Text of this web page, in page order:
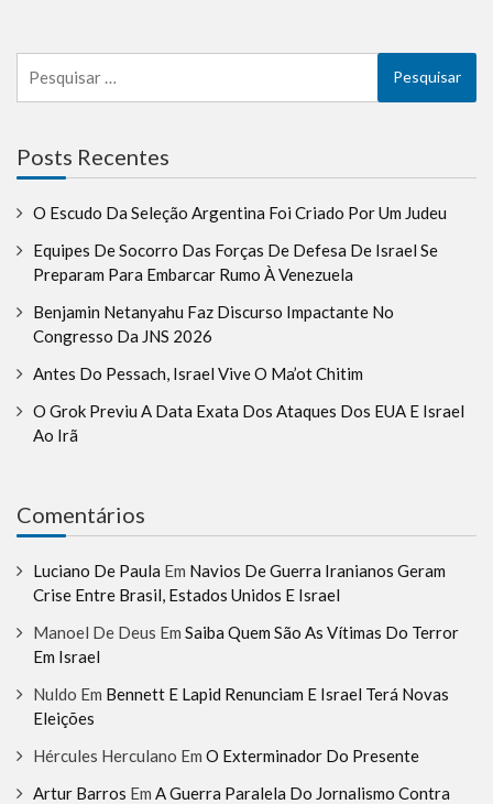
por:
Posts Recentes
O Escudo Da Seleção Argentina Foi Criado Por Um Judeu
Equipes De Socorro Das Forças De Defesa De Israel Se
Preparam Para Embarcar Rumo À Venezuela
Benjamin Netanyahu Faz Discurso Impactante No
Congresso Da JNS 2026
Antes Do Pessach, Israel Vive O Ma’ot Chitim
O Grok Previu A Data Exata Dos Ataques Dos EUA E Israel
Ao Irã
Comentários
Luciano De Paula Em Navios De Guerra Iranianos Geram
Crise Entre Brasil, Estados Unidos E Israel
Manoel De Deus Em Saiba Quem São As Vítimas Do Terror
Em Israel
Nuldo Em Bennett E Lapid Renunciam E Israel Terá Novas
Eleições
Hércules Herculano Em O Exterminador Do Presente
Artur Barros Em A Guerra Paralela Do Jornalismo Contra